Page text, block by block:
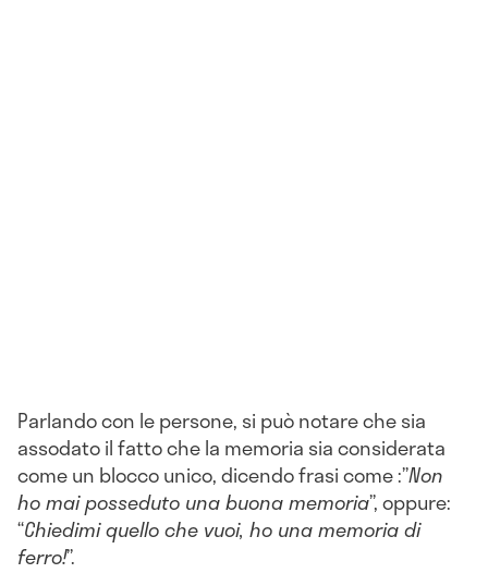
Parlando con le persone, si può notare che sia
assodato il fatto che la memoria sia considerata
come un blocco unico, dicendo frasi come :”Non
ho mai posseduto una buona memoria”, oppure:
“Chiedimi quello che vuoi, ho una memoria di
ferro!”.